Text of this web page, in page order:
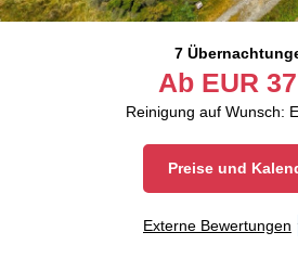
7
Ab EUR
Reinigung auf Wunsch:
Preise und
Externe Bewertungen